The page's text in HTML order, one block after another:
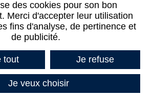
des cookies pour son bon
Merci d'accepter leur utilisation
fins d'analyse, de pertinence et
de publicité.
tout Je refuse
Je veux choisir